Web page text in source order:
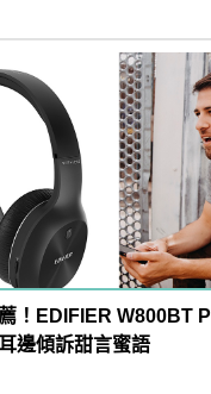
！EDIFIER W800BT
邊傾訴甜言蜜語